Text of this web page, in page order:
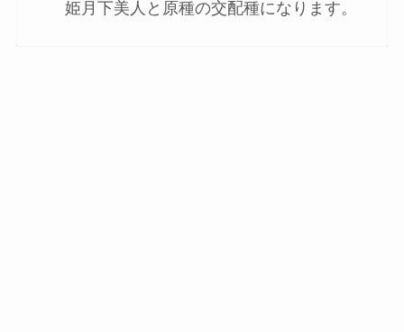
姫月下美人と原種の交配種になります。